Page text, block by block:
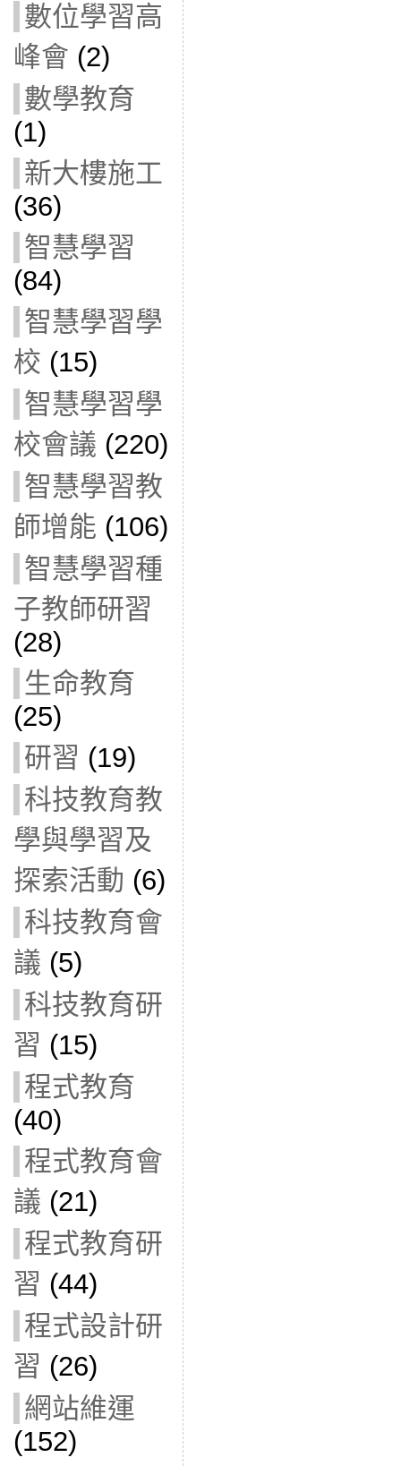
數位學習高
峰會 (2)
數學教育
(1)
新大樓施工
(36)
智慧學習
(84)
智慧學習學
校 (15)
智慧學習學
校會議 (220)
智慧學習教
師增能 (106)
智慧學習種
子教師研習
(28)
生命教育
(25)
研習 (19)
科技教育教
學與學習及
探索活動 (6)
科技教育會
議 (5)
科技教育研
習 (15)
程式教育
(40)
程式教育會
議 (21)
程式教育研
習 (44)
程式設計研
習 (26)
網站維運
(152)